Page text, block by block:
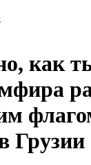
как
Грузии